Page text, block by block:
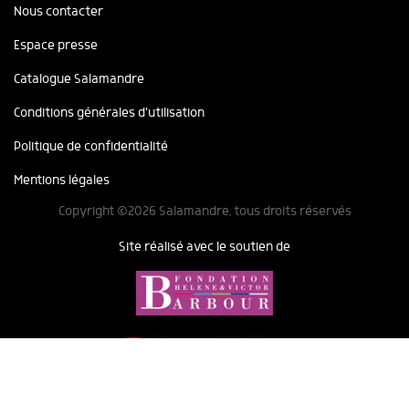
Nous contacter
Espace presse
Catalogue Salamandre
Conditions générales d'utilisation
Politique de confidentialité
Mentions légales
Copyright ©2026 Salamandre, tous droits réservés
Site réalisé avec le soutien de